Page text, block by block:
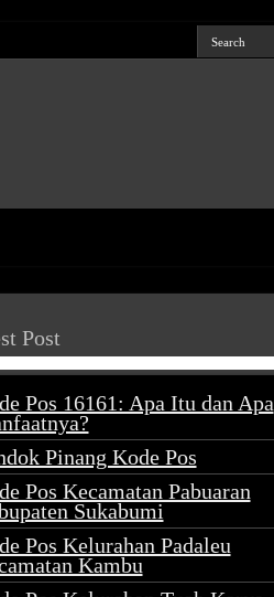
Post
Pos 16161: Apa Itu dan Apa
Pinang Kode Pos
Pos Kecamatan Pabuaran
Sukabumi
Pos Kelurahan Padaleu
Kambu